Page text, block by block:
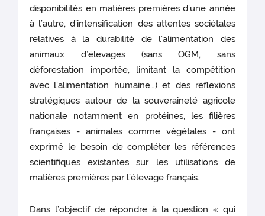
disponibilités en matières premières d’une année
à l’autre, d’intensification des attentes sociétales
relatives à la durabilité de l’alimentation des
animaux d’élevages (sans OGM, sans
déforestation importée, limitant la compétition
avec l’alimentation humaine…) et des réflexions
stratégiques autour de la souveraineté agricole
nationale notamment en protéines, les filières
françaises - animales comme végétales - ont
exprimé le besoin de compléter les références
scientifiques existantes sur les utilisations de
matières premières par l’élevage français.
Dans l’objectif de répondre à la question « qui